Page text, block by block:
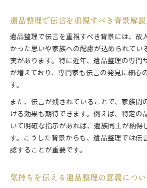
遺品整理で伝言を重視すべき背景解説
遺品整理で伝言を重視すべき背景には、故
かった思いや家族への配慮が込められてい
実があります。特に近年、遺品整理の専門
が増えており、専門家も伝言の発見に細心
す。
また、伝言が残されていることで、家族間
ける効果も期待できます。例えば、特定の
いて明確な指示があれば、遺族同士が納得
す。こうした背景からも、遺品整理では伝
認することが重要です。
気持ちを伝える遺品整理の意義につい